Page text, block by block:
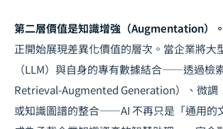
第二層價值是知識增強（Augmentation）。
正開始展現差異化價值的層次。當企業將大
（LLM）與自身的專有數據結合——透過檢
Retrieval-Augmented Generation）、微調
或知識圖譜的整合——AI 不再只是「通用的